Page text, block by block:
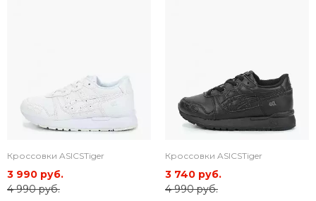
Кроссовки ASICSTiger
3 990 руб.
4 990 руб.
Кроссовки ASICSTiger
3 740 руб.
4 990 руб.